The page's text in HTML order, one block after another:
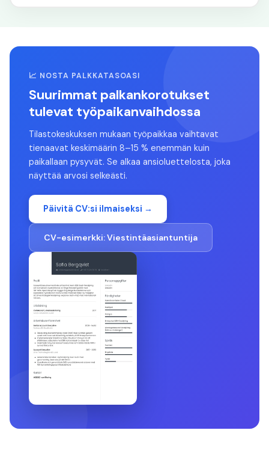
📈 NOSTA PALKKATASOASI
Suurimmat palkankorotukset
tulevat työpaikanvaihdossa
Tilastokeskuksen mukaan työpaikkaa vaihtavat
tienaavat keskimäärin 8–15 % enemmän kuin
paikallaan pysyvät. Se alkaa ansioluettelosta, joka
näyttää arvosi selkeästi.
Päivitä CV:si ilmaiseksi →
CV-esimerkki:Viestintäasiantuntija